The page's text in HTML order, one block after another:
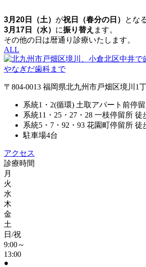
3月20日（土） が祝日（春分の日） とな
3月17日（水） に振り替え ます。
その他の日は暦通り診療いたします。
ALL
〒804-0013 福岡県北九州市戸畑区境川1
系統1・2(循環) 土取アパート前停
系統11・25・27・28 一枝停留所 徒
系統5・7・92・93 花園町停留所 徒
駐車場4台
アクセス
診療時間
月
火
水
木
金
土
日/祝
9:00～
13:00
●